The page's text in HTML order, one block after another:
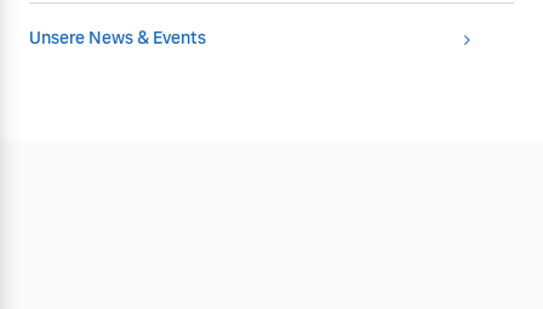
Unsere News & Events